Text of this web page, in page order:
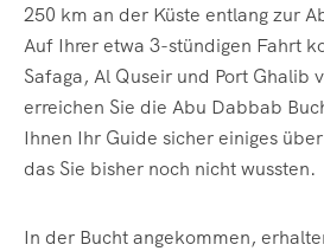
250 km an der Küste entlang zur
Auf Ihrer etwa 3-stündigen Fahrt
Safaga, Al Quseir und Port Ghalib
erreichen Sie die Abu Dabbab
Ihnen Ihr Guide sicher einiges
das Sie bisher noch nicht wussten.
In der Bucht angekommen,